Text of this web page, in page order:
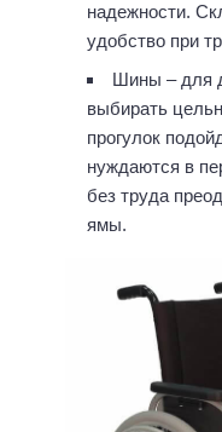
надежности.
удобство при
Шины – для
выбирать
прогулок
нуждаются в
без труда
ямы.